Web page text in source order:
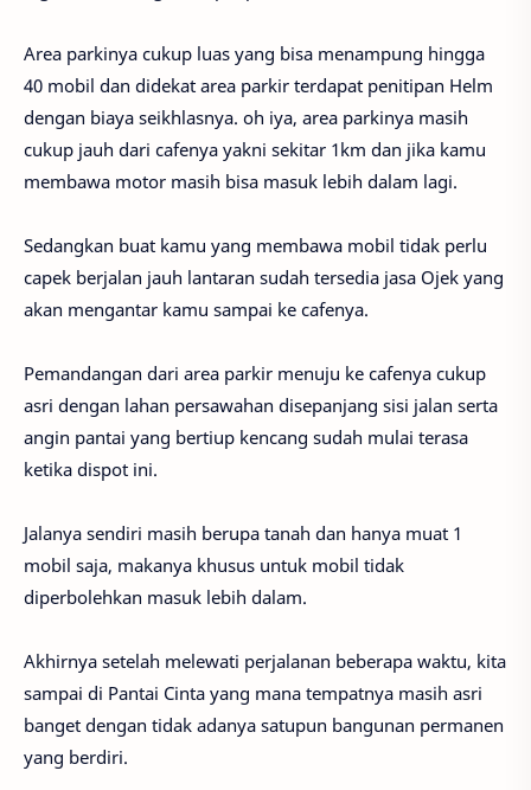
Area parkinya cukup luas yang bisa menampung hingga
40 mobil dan didekat area parkir terdapat penitipan Helm
dengan biaya seikhlasnya. oh iya, area parkinya masih
cukup jauh dari cafenya yakni sekitar 1km dan jika kamu
membawa motor masih bisa masuk lebih dalam lagi.
Sedangkan buat kamu yang membawa mobil tidak perlu
capek berjalan jauh lantaran sudah tersedia jasa Ojek yang
akan mengantar kamu sampai ke cafenya.
Pemandangan dari area parkir menuju ke cafenya cukup
asri dengan lahan persawahan disepanjang sisi jalan serta
angin pantai yang bertiup kencang sudah mulai terasa
ketika dispot ini.
Jalanya sendiri masih berupa tanah dan hanya muat 1
mobil saja, makanya khusus untuk mobil tidak
diperbolehkan masuk lebih dalam.
Akhirnya setelah melewati perjalanan beberapa waktu, kita
sampai di Pantai Cinta yang mana tempatnya masih asri
banget dengan tidak adanya satupun bangunan permanen
yang berdiri.